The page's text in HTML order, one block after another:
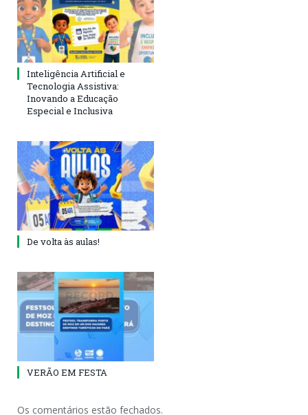
Inteligência Artificial e
Tecnologia Assistiva:
Inovando a Educação
Especial e Inclusiva
De volta às aulas!
VERÃO EM FESTA
Os comentários estão fechados.